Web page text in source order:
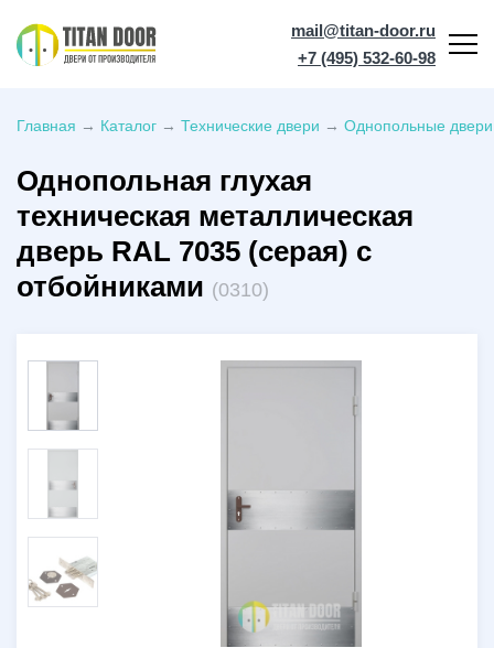
mail@titan-door.ru
+7 (495) 532-60-98
Главная → Каталог → Технические двери → Однопольные двери
Однопольная глухая
техническая металлическая
дверь RAL 7035 (серая) с
отбойниками (0310)